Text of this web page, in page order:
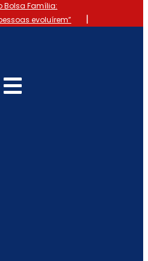
Bolsa Família:
evoluírem”
|